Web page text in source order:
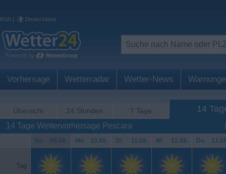
RSS | Deutschland
Vorhersage Wetterradar Wetter-News
Übersicht 24 Stunden 7 Tage 14
14 Tage Wettervorhersage Pescara
So. 09.08. Mo. 10.08. Di. 11.08. Mi. 12.08. Do.
Tag